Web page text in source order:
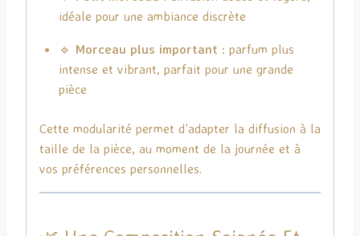
idéale pour une ambiance discrète
🔹 Morceau plus important : parfum plus
intense et vibrant, parfait pour une grande
pièce
Cette modularité permet d’adapter la diffusion à la
taille de la pièce, au moment de la journée et à
vos préférences personnelles.